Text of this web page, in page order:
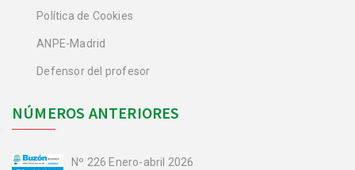
Política de Cookies
ANPE-Madrid
Defensor del profesor
NÚMEROS ANTERIORES
Nº 226 Enero-abril 2026